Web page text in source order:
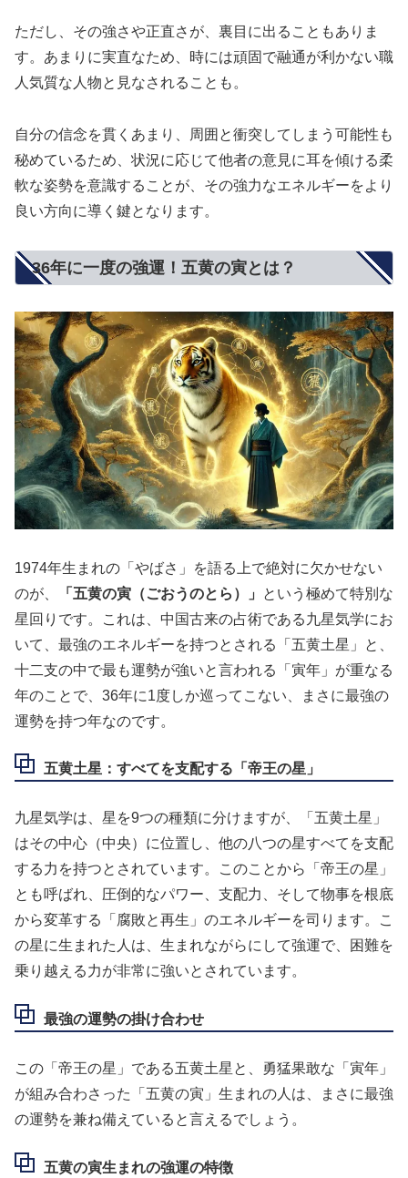
ただし、その強さや正直さが、裏目に出ることもありま
す。あまりに実直なため、時には頑固で融通が利かない職
人気質な人物と見なされることも。
自分の信念を貫くあまり、周囲と衝突してしまう可能性も
秘めているため、 状況に応じて他者の意見に耳を傾ける柔
軟な姿勢を意識することが、その強力なエネルギーをより
良い方向に導く鍵となります。
36年に一度の強運！五黄の寅とは？
1974年生まれの「やばさ」を語る上で絶対に欠かせない
のが、
「五黄の寅（ごおうのとら）」
という極めて特別な
星回りです。これは、中国古来の占術である九星気学にお
いて、最強のエネルギーを持つとされる「五黄土星」と、
十二支の中で最も運勢が強いと言われる「寅年」が重なる
年のことで、 36年に1度しか巡ってこない、まさに最強の
運勢を持つ年なのです。
五黄土星：すべてを支配する「帝王の星」
九星気学は、星を9つの種類に分けますが、「五黄土星」
はその中心（中央）に位置し、他の八つの星すべてを支配
する力を持つとされています。このことから「帝王の星」
とも呼ばれ、圧倒的なパワー、支配力、そして物事を根底
から変革する「腐敗と再生」のエネルギーを司ります。こ
の星に生まれた人は、生まれながらにして強運で、困難を
乗り越える力が非常に強いとされています。
最強の運勢の掛け合わせ
この「帝王の星」である五黄土星と、勇猛果敢な「寅年」
が組み合わさった「五黄の寅」生まれの人は、まさに最強
の運勢を兼ね備えていると言えるでしょう。
五黄の寅生まれの強運の特徴